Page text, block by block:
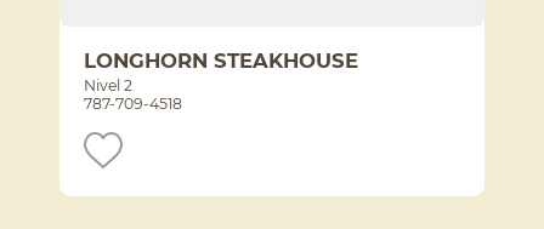
LONGHORN STEAKHOUSE
Nivel 2
787-709-4518